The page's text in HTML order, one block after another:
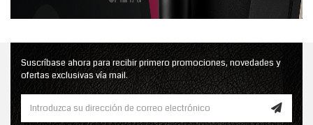
Suscríbase ahora para recibir primero promociones, novedades y
ofertas exclusivas vía mail.